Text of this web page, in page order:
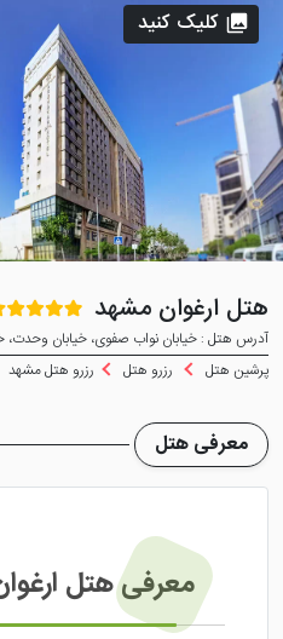
هتل ارغوان مشهد
آدرس هتل : خیابان نواب صفوی، خیابان وحدت،
پرشین هتل
رزرو هتل رزرو هتل مشهد
کلیک کنید
معرفی هتل
معرفی هتل